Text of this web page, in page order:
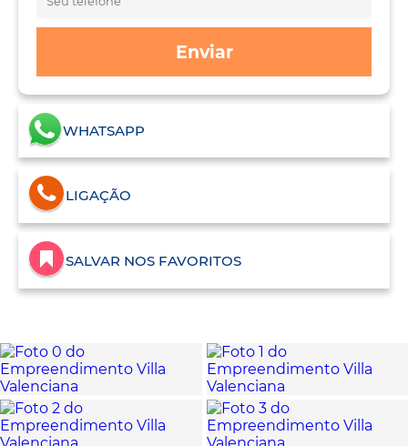
Enviar
WHATSAPP
LIGAÇÃO
SALVAR NOS FAVORITOS